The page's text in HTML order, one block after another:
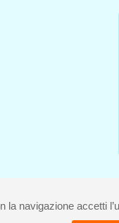
navigazione accetti